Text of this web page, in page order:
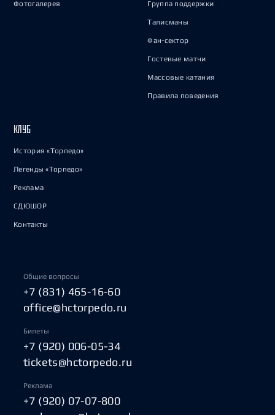
Фотогалерея Группа поддержки
Талисманы
Фан-сектор
Гостевые матчи
Массовые катания
Правила поведения
КЛУБ
История «Торпедо»
Легенды «Торпедо»
Реклама
СДЮШОР
Контакты
Общие вопросы
+7 (831) 465-16-60
office@hctorpedo.ru
Билеты
+7 (920) 006-05-34
tickets@hctorpedo.ru
Реклама
+7 (920) 07-07-800